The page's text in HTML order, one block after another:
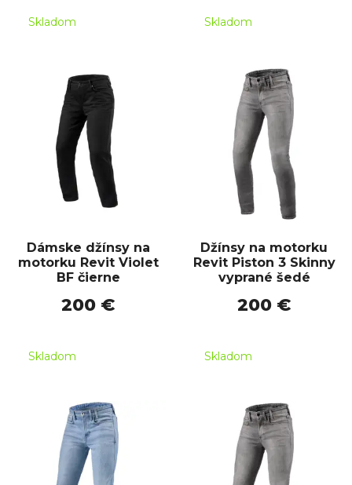
Skladom Skladom
Dámske džínsy na
motorku Revit Violet
BF čierne
200 €
Skladom
Džínsy na motorku
Revit Piston 3 Skinny
vyprané šedé
200 €
Skladom